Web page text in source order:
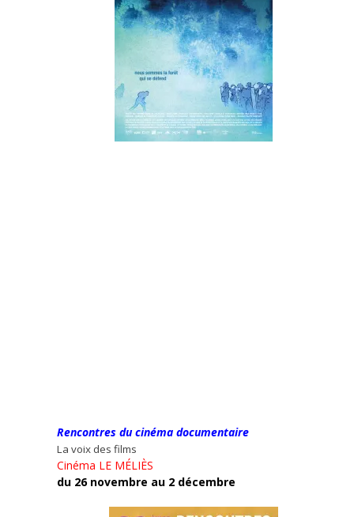
Rencontres du cinéma documentaire
La voix des films
Cinéma LE MÉLIÈS
du 26 novembre au 2 décembre